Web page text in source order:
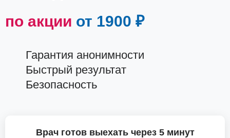
по акции от 1900 ₽
Гарантия анонимности
Быстрый результат
Безопасность
Врач готов выехать через 5 минут